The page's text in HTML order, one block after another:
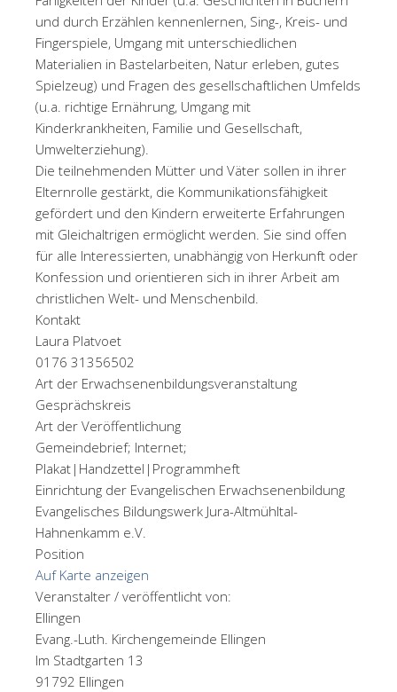
und durch Erzählen kennenlernen, Sing-, Kreis- und
Fingerspiele, Umgang mit unterschiedlichen
Materialien in Bastelarbeiten, Natur erleben, gutes
Spielzeug) und Fragen des gesellschaftlichen Umfelds
(u.a. richtige Ernährung, Umgang mit
Kinderkrankheiten, Familie und Gesellschaft,
Umwelterziehung).
Die teilnehmenden Mütter und Väter sollen in ihrer
Elternrolle gestärkt, die Kommunikationsfähigkeit
gefördert und den Kindern erweiterte Erfahrungen
mit Gleichaltrigen ermöglicht werden. Sie sind offen
für alle Interessierten, unabhängig von Herkunft oder
Konfession und orientieren sich in ihrer Arbeit am
christlichen Welt- und Menschenbild.
Kontakt
Laura Platvoet
0176 31356502
Art der Erwachsenenbildungsveranstaltung
Gesprächskreis
Art der Veröffentlichung
Gemeindebrief; Internet;
Plakat|Handzettel|Programmheft
Einrichtung der Evangelischen Erwachsenenbildung
Evangelisches Bildungswerk Jura-Altmühltal-
Hahnenkamm e.V.
Position
Auf Karte anzeigen
Veranstalter / veröffentlicht von:
Ellingen
Evang.-Luth. Kirchengemeinde Ellingen
Im Stadtgarten 13
91792 Ellingen